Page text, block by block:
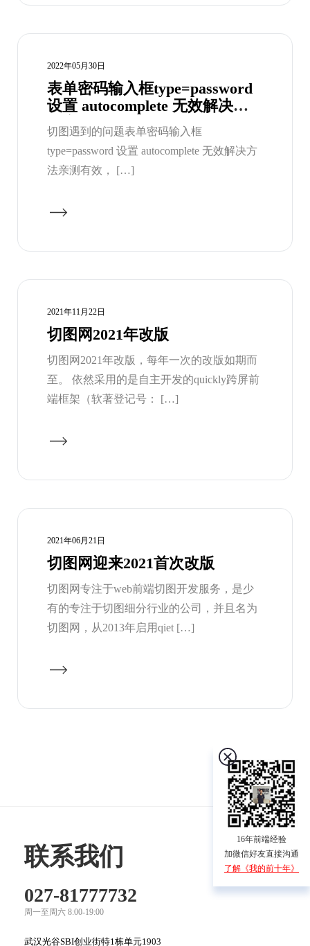
2022年05月30日
表单密码输入框type=password
设置 autocomplete 无效解决方
法亲测有效
切图遇到的问题表单密码输入框
type=password 设置 autocomplete 无效解决方
法亲测有效， […]
2021年11月22日
切图网2021年改版
切图网2021年改版，每年一次的改版如期而
至。 依然采用的是自主开发的quickly跨屏前
端框架（软著登记号： […]
2021年06月21日
切图网迎来2021首次改版
切图网专注于web前端切图开发服务，是少
有的专注于切图细分行业的公司，并且名为
切图网，从2013年启用qiet […]
联系我们
027-81777732
周一至周六 8:00-19:00
武汉光谷SBI创业街特1栋单元1903
16年前端经验
加微信好友直接沟通
了解《我的前十年》